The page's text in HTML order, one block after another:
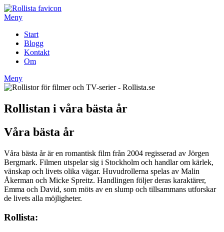
Hoppa
till
Meny
Start
Blogg
Kontakt
Om
Meny
Rollistan i våra bästa år
Våra bästa år
Våra bästa år är en romantisk film från 2004 regisserad av Jörgen
Bergmark. Filmen utspelar sig i Stockholm och handlar om kärlek,
vänskap och livets olika vägar. Huvudrollerna spelas av Malin
Åkerman och Micke Spreitz. Handlingen följer deras karaktärer,
Emma och David, som möts av en slump och tillsammans utforskar
de livets alla möjligheter.
Rollista: